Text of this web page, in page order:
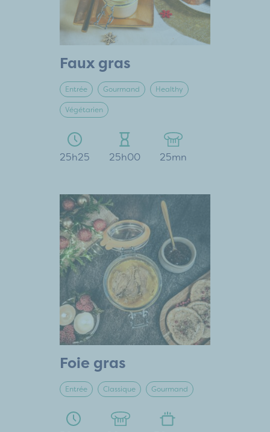
Faux gras
Entrée Gourmand Healthy
Végétarien
25h25 25h00 25mn
Foie gras
Entrée Classique Gourmand